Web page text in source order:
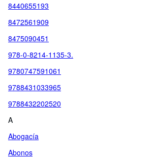
8440655193
8472561909
8475090451
978-0-8214-1135-3.
9780747591061
9788431033965
9788432202520
A
Abogacía
Abonos